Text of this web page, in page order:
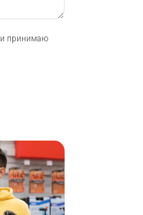
и принимаю